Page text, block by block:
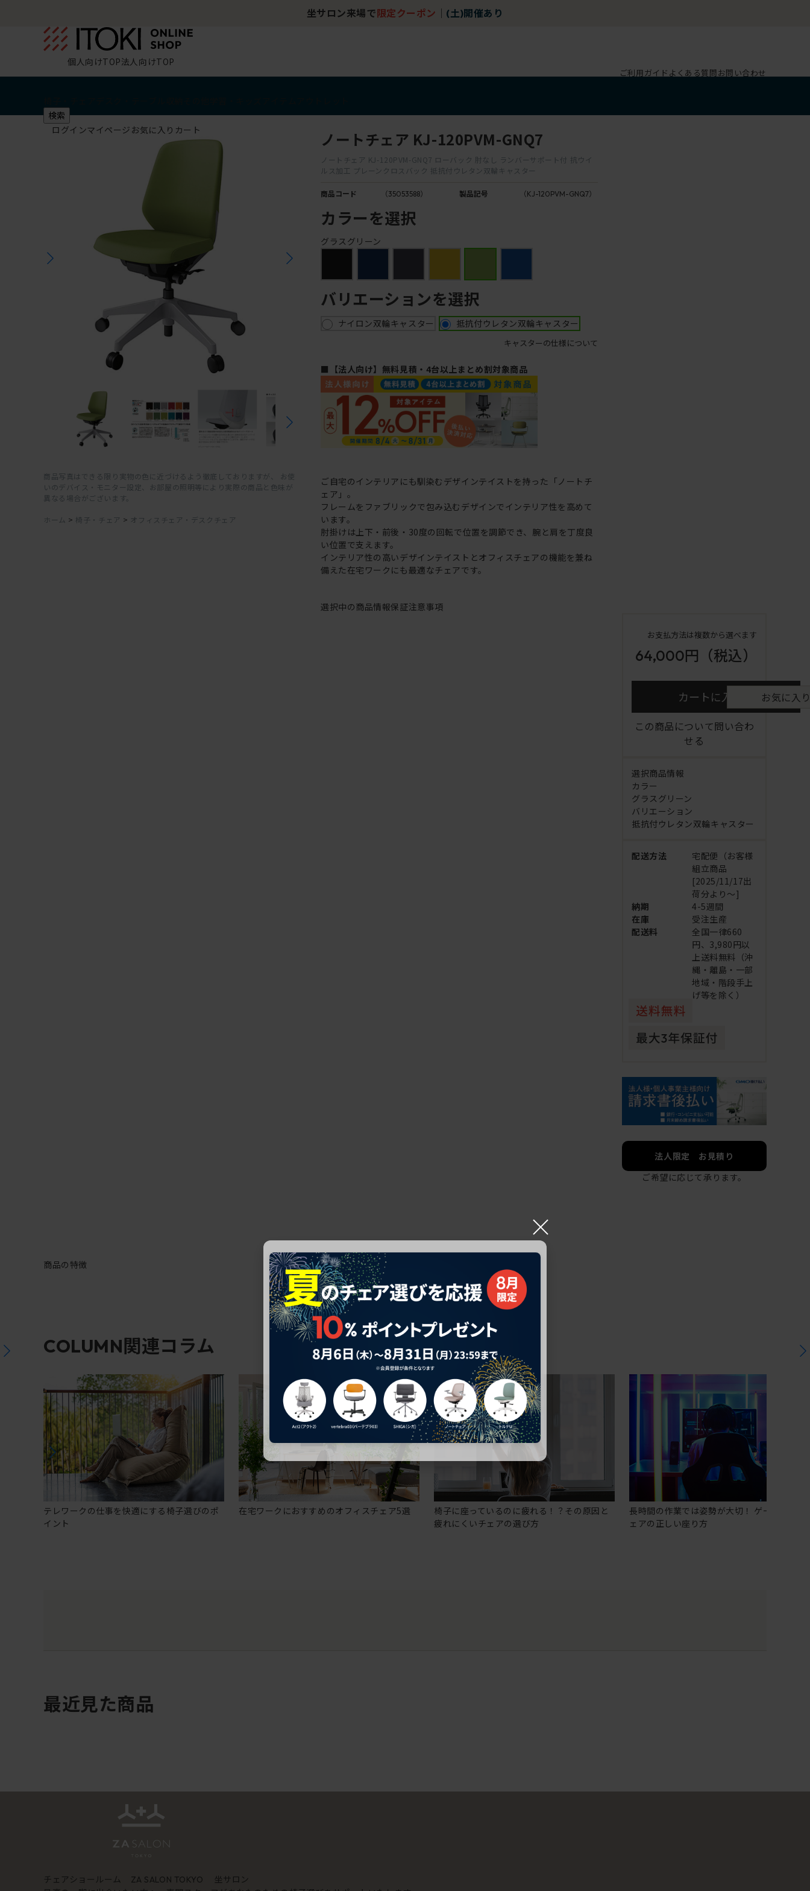
坐サロン来場で 限定クーポン (土)開催あり
個人向けTOP法人向けTOP
ご利用ガイド よくある質問お問い合わせ
検索
ログインマイページ お気に入り カート
商品写真はできる限り実物の色に近づけるよう徹底しておりますが、 お使
いのデバイス・モニター設定、お部屋の照明等により実際の商品と色味が
異なる場合がございます。
ホーム > 椅子・チェア > オフィスチェア・デスクチェア
ノートチェア KJ-120PVM-GNQ7
ノートチェア KJ-120PVM-GNQ7 ローバック 肘なし ランバーサポート付 抗ウイ
ルス加工 プレーンクロスバック 抵抗付ウレタン双輪キャスター
商品コード （35053588） 製品記号 （KJ-120PVM-GNQ7）
カラーを選択
グラスグリーン
バリエーションを選択
ナイロン双輪キャスター 抵抗付ウレタン双輪キャスター
キャスターの仕様について
■【法人向け】無料見積・4台以上まとめ割対象商品
ご自宅のインテリアにも馴染むデザインテイストを持った「ノートチ
ェア」。
フレームをファブリックで包み込むデザインでインテリア性を高めて
います。
肘掛けは上下・前後・30度の回転で位置を調節でき、腕と肩を丁度良
い位置で支えます。
インテリア性の高いデザインテイストとオフィスチェアの機能を兼ね
備えた在宅ワークにも最適なチェアです。
選択中の商品情報保証注意事項
お支払方法は複数から選べます
64,000円 （税込）
カートに入れる お気に入
この商品について問い合わ
せる
選択商品情報
カラー
グラスグリーン
バリエーション
抵抗付ウレタン双輪キャスター
配送方法
宅配便（お客様
組立商品
[2025/11/17出
荷分より～]
納期
4-5週間
在庫
受注生産
配送料
全国一律660
円、3,980円以
上送料無料（沖
縄・離島・一部
地域・階段手上
げ等を除く）
法人限定 お見積り
ご希望に応じて承ります。
商品の特徴
COLUMN関連コラム
テレワークの仕事を快適にする椅子選びのポ
イント
在宅ワークにおすすめのオフィスチェア5選
椅子に座っているのに疲れる！？その原因と
疲れにくいチェアの選び方
長時間の作業では姿勢が大切！ ゲーミングチ
ェアの正しい座り方
最近見た商品
チェアショールーム ZA SALON TOKYO
坐サロン
×